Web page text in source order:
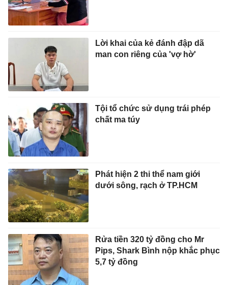
Lời khai của kẻ đánh đập dã
man con riêng của 'vợ hờ'
Tội tổ chức sử dụng trái phép
chất ma túy
Phát hiện 2 thi thể nam giới
dưới sông, rạch ở TP.HCM
Rửa tiền 320 tỷ đồng cho Mr
Pips, Shark Bình nộp khắc phục
5,7 tỷ đồng